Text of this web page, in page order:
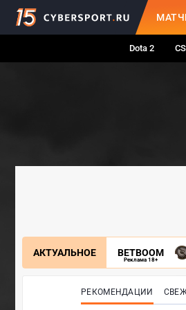
Dota 2
АКТУАЛЬНОЕ BETBOOM
Реклама 18+
РЕКОМЕНДАЦИИ